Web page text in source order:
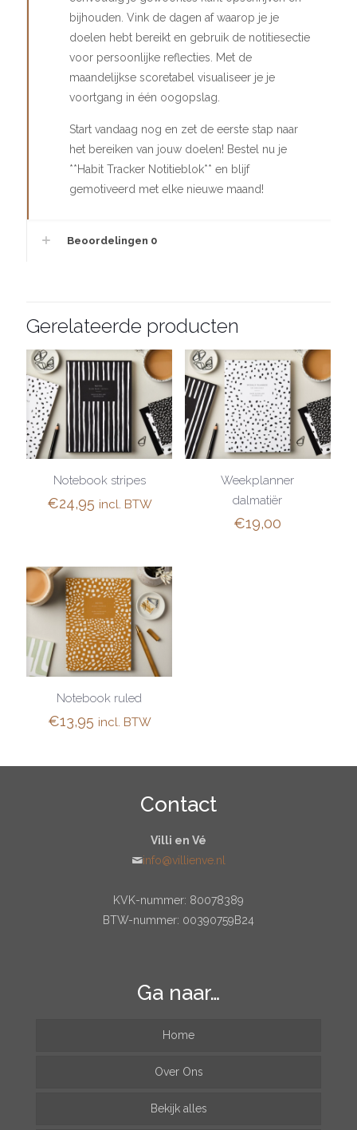
bijhouden. Vink de dagen af waarop je je
doelen hebt bereikt en gebruik de notitiesectie
voor persoonlijke reflecties. Met de
maandelijkse scoretabel visualiseer je je
voortgang in één oogopslag.
Start vandaag nog en zet de eerste stap naar
het bereiken van jouw doelen! Bestel nu je
**Habit Tracker Notitieblok** en blijf
gemotiveerd met elke nieuwe maand!
Beoordelingen 0
Gerelateerde producten
Notebook stripes
€24,95 incl. BTW
Weekplanner
dalmatiër
€19,00
Notebook ruled
€13,95 incl. BTW
Contact
Villi en Vé
info@villienve.nl
KVK-nummer: 80078389
BTW-nummer: 00390759B24
Ga naar…
Home
Over Ons
Bekijk alles